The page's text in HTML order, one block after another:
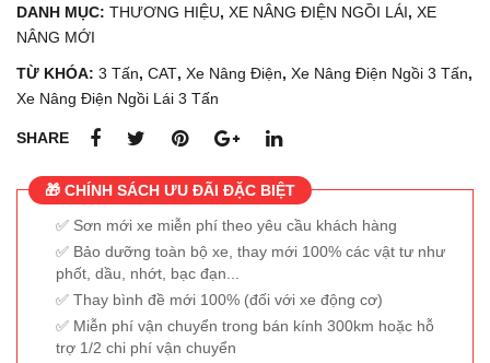
Mới
%
3
Tấn
CAT
EP30
lượng
DANH MỤC: THƯƠNG HIỆU, XE NÂNG ĐIỆN NGỒI LÁI, XE
NÂNG MỚI
TỪ KHÓA: 3 Tấn, CAT, Xe Nâng Điện, Xe Nâng Điện Ngồi 3 Tấn,
Xe Nâng Điện Ngồi Lái 3 Tấn
SHARE
🎁 CHÍNH SÁCH ƯU ĐÃI ĐẶC BIỆT
Sơn mới xe miễn phí theo yêu cầu khách hàng
Bảo dưỡng toàn bộ xe, thay mới 100% các vật tư như
phốt, dầu, nhớt, bạc đạn...
Thay bình đề mới 100% (đối với xe động cơ)
Miễn phí vận chuyển trong bán kính 300km hoặc hỗ
trợ 1/2 chi phí vận chuyển